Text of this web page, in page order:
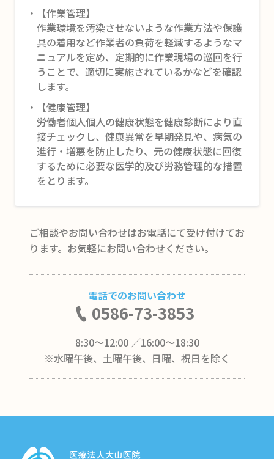
【作業管理】
作業環境を汚染させないような作業方法や保護
具の着用など作業者の負荷を軽減するようなマ
ニュアルを定め、定期的に作業現場の巡回を行
うことで、適切に実施されているかなどを確認
します。
【健康管理】
労働者個人個人の健康状態を健康診断により直
接チェックし、健康異常を早期発見や、病気の
進行・増悪を防止したり、元の健康状態に回復
するために必要な医学的及び労務管理的な措置
をとります。
ご相談やお問い合わせはお電話にて受け付けてお
ります。お気軽にお問い合わせください。
電話でのお問い合わせ
0586-73-3853
8:30～12:00 ／16:00～18:30
※水曜午後、土曜午後、日曜、祝日を除く